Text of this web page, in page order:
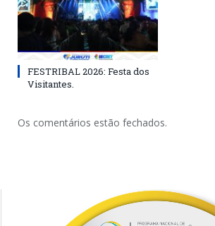
FESTRIBAL 2026: Festa dos
Visitantes.
Os comentários estão fechados.